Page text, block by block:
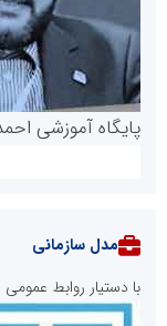
پایگاه آموزشی
مدل سازمانی
با دستیار روابط